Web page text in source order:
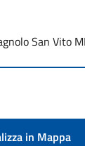
San Vito
in Mappa